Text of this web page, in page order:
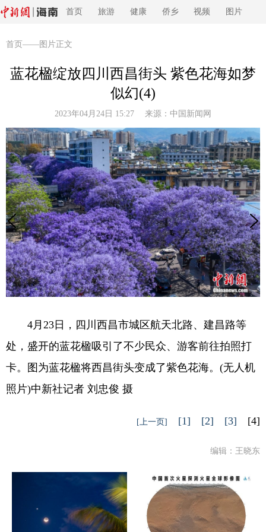
首页 旅游 健康 侨乡 视频 图片
首页 ——图片正文
蓝花楹绽放四川西昌街头 紫色花海如梦
似幻(4)
2023年04月24日 15:27 来源： 中国新闻网
4月23日，四川西昌市城区航天北路、建昌路等
处，盛开的蓝花楹吸引了不少民众、游客前往拍照打
卡。图为蓝花楹将西昌街头变成了紫色花海。(无人机
照片)中新社记者 刘忠俊 摄
[上一页] [1] [2] [3] [4]
编辑：王晓东